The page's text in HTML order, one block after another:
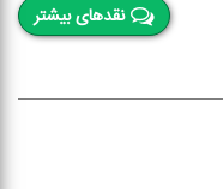
نقدهای بیشتر